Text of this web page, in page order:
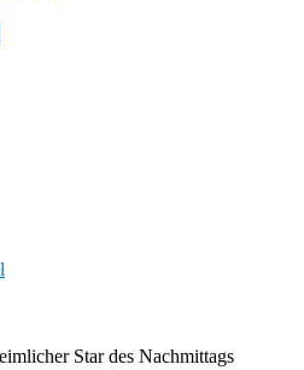
Star des Nachmittags